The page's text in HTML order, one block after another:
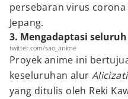
persebaran virus corona
Jepang.
3. Mengadaptasi
twitter.com/sao_anime
Proyek anime ini
keseluruhan alur
yang ditulis oleh Reki